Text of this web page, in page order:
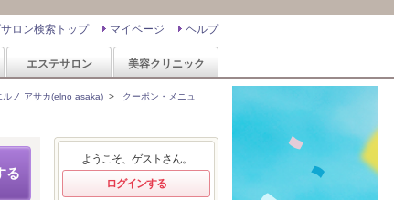
ヘルプ
マイページ
ロン検索トップ
エステサロン 美容クリニック
ルノ アサカ(elno asaka) > クーポン・メニュ
る
ようこそ、ゲストさん。
ログインする